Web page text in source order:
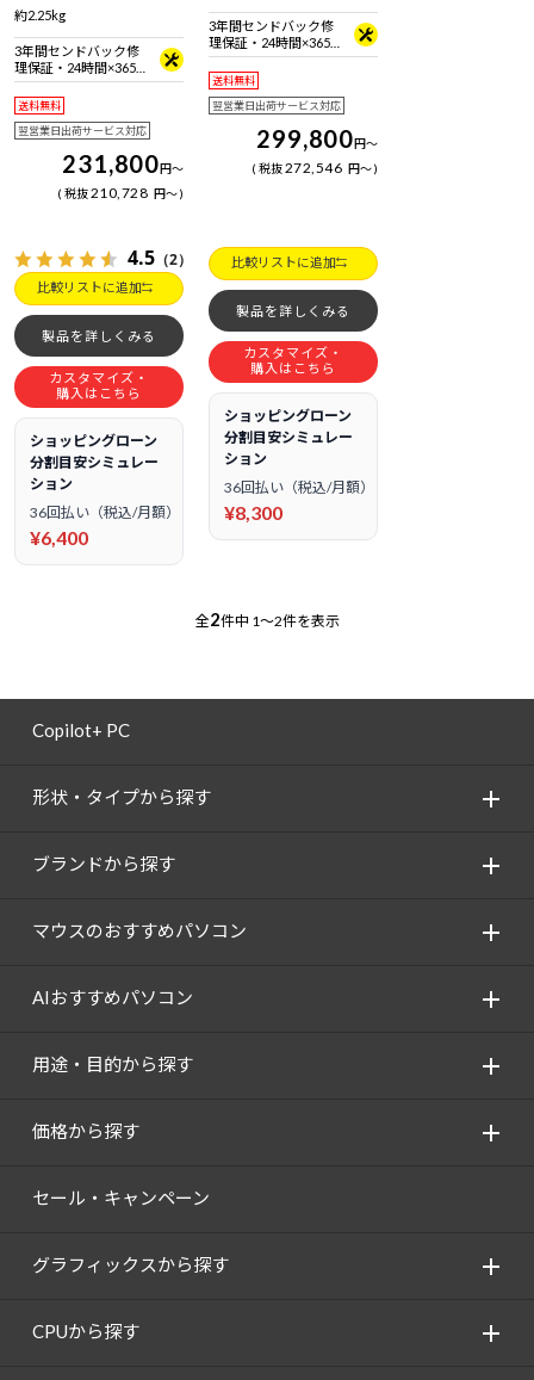
約2.25kg
3年間センドバック修
理保証・24時間×365
日電話サポート
送料無料
翌営業日出荷サービス対応
231,800円～
税抜210,728 円～
4.5 （2）
比較リストに追加
製品を詳しくみる
カスタマイズ・
購入はこちら
ショッピングローン
分割目安シミュレー
ション
36回払い（税込/月額）
¥6,400
3年間センドバック修
理保証・24時間×365
日電話サポート
送料無料
翌営業日出荷サービス対応
299,800円～
税抜272,546 円～
比較リストに追加
製品を詳しくみる
カスタマイズ・
購入はこちら
ショッピングローン
分割目安シミュレー
ション
36回払い（税込/月額）
¥8,300
全2件中 1～2件を表示
Copilot+ PC
形状・タイプから探す
ブランドから探す
マウスのおすすめパソコン
AIおすすめパソコン
用途・目的から探す
価格から探す
セール・キャンペーン
グラフィックスから探す
CPUから探す